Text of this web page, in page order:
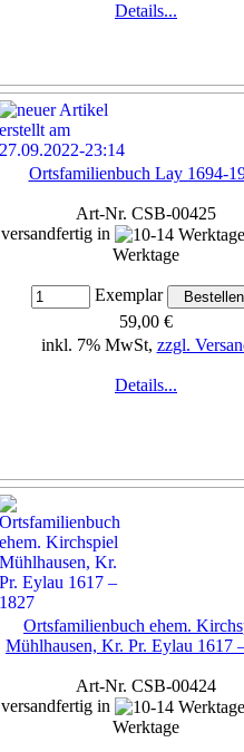
Details...
Ortsfamilienbuch Lay 1694-
Art-Nr. CSB-00425
versandfertig in
Werktage
Exemplar
59,00 €
inkl. 7% MwSt, zzgl.
Details...
Ortsfamilienbuch ehem.
Mühlhausen, Kr. Pr. Eylau 1617
Art-Nr. CSB-00424
versandfertig in
Werktage